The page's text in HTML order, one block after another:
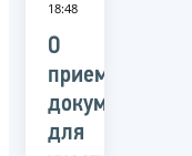
18:48
О
приеме
документов
для